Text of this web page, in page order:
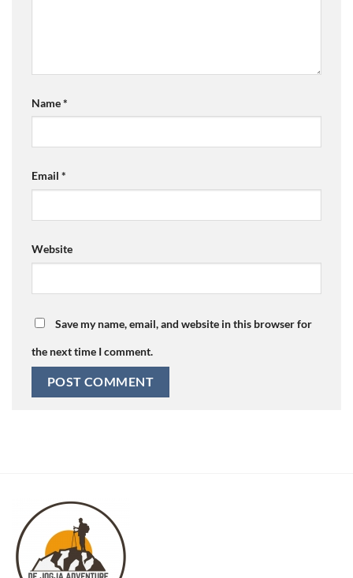
Name*
Email *
Website
Save my name, email, and website in this browser for
the next time I comment.